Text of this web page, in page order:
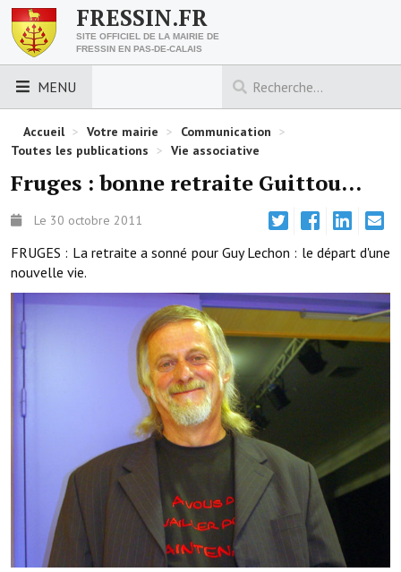
FRESSIN.FR
SITE OFFICIEL DE LA MAIRIE DE
FRESSIN EN PAS-DE-CALAIS
MENU
LES ESSENTIELS
Découvrez Fressin
Urbanisme
Nous contacter
Horaires de la mairie
Les foulées fressinoises
ACCÈS RAPIDE
Démarches administratives
Projets et travaux en cours
Fêtes et manifestations
Numéros d'urgence
Accueil > Votre mairie > Communication >
Toutes les publications > Vie associative
Fruges : bonne retraite Guittou...
Le 30 octobre 2011
FRUGES : La retraite a sonné pour Guy Lechon : le départ d'une
nouvelle vie.